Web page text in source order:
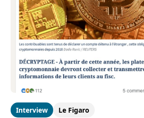
Interview Le Figaro